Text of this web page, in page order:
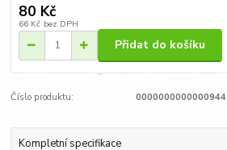
80 Kč
66 Kč bez DPH
Přidat do košíku
Číslo produktu: 0000000000000944
Kompletní specifikace